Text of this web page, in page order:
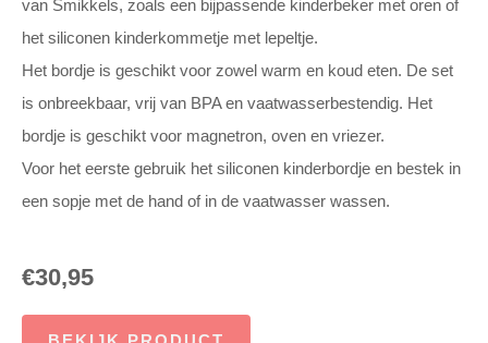
van Smikkels, zoals een bijpassende kinderbeker met oren of
het siliconen kinderkommetje met lepeltje.
Het bordje is geschikt voor zowel warm en koud eten. De set
is onbreekbaar, vrij van BPA en vaatwasserbestendig. Het
bordje is geschikt voor magnetron, oven en vriezer.
Voor het eerste gebruik het siliconen kinderbordje en bestek in
een sopje met de hand of in de vaatwasser wassen.
€30,95